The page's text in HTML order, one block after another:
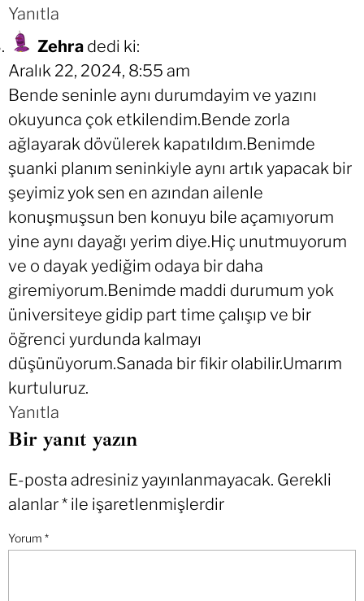
Yanıtla
Zehra dedi ki:
Aralık 22, 2024, 8:55 am
Bende seninle aynı durumdayim ve yazını
okuyunca çok etkilendim.Bende zorla
ağlayarak dövülerek kapatıldım.Benimde
şuanki planım seninkiyle aynı artık yapacak bir
şeyimiz yok sen en azından ailenle
konuşmuşsun ben konuyu bile açamıyorum
yine aynı dayağı yerim diye.Hiç unutmuyorum
ve o dayak yediğim odaya bir daha
giremiyorum.Benimde maddi durumum yok
üniversiteye gidip part time çalışıp ve bir
öğrenci yurdunda kalmayı
düşünüyorum.Sanada bir fikir olabilir.Umarım
kurtuluruz.
Yanıtla
Bir yanıt yazın
E-posta adresiniz yayınlanmayacak. Gerekli
alanlar* ile işaretlenmişlerdir
Yorum *